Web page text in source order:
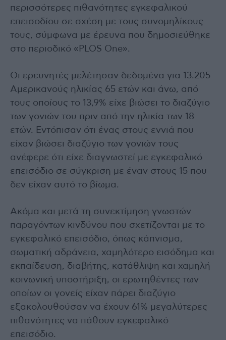
περισσότερες πιθανότητες εγκεφαλικού
επεισοδίου σε σχέση με τους συνομηλίκους
τους, σύμφωνα με έρευνα που δημοσιεύθηκε
στο περιοδικό «PLOS One».
Οι ερευνητές μελέτησαν δεδομένα για 13.205
Αμερικανούς ηλικίας 65 ετών και άνω, από
τους οποίους το 13,9% είχε βιώσει το διαζύγιο
των γονιών του πριν από την ηλικία των 18
ετών. Εντόπισαν ότι ένας στους εννιά που
είχαν βιώσει διαζύγιο των γονιών τους
ανέφερε ότι είχε διαγνωστεί με εγκεφαλικό
επεισόδιο σε σύγκριση με έναν στους 15 που
δεν είχαν αυτό το βίωμα.
Ακόμα και μετά τη συνεκτίμηση γνωστών
παραγόντων κινδύνου που σχετίζονται με το
εγκεφαλικό επεισόδιο, όπως κάπνισμα,
σωματική αδράνεια, χαμηλότερο εισόδημα και
εκπαίδευση, διαβήτης, κατάθλιψη και χαμηλή
κοινωνική υποστήριξη, οι ερωτηθέντες των
οποίων οι γονείς είχαν πάρει διαζύγιο
εξακολουθούσαν να έχουν 61% μεγαλύτερες
πιθανότητες να πάθουν εγκεφαλικό
επεισόδιο.